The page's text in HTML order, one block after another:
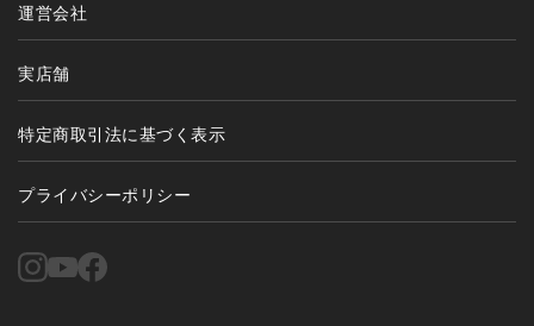
運営会社
実店舗
特定商取引法に基づく表示
プライバシーポリシー